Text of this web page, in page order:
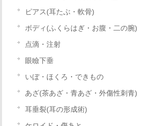
ピアス(耳たぶ・軟骨)
ボディ(ふくらはぎ・お腹・二の腕)
点滴・注射
眼瞼下垂
いぼ・︎ほくろ・できもの
あざ(茶あざ・青あざ・外傷性刺青)
耳垂裂(耳の形成術)